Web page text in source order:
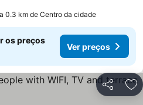
a 0.3 km de Centro da cidade
os preços
Ver preços
Partilhar